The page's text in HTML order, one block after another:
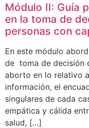
Módulo II: Guía
en la toma de
personas con
En este módulo
de toma de decisión
aborto en lo relativo
información, el
singulares de cada
empática y cálida
salud, […]